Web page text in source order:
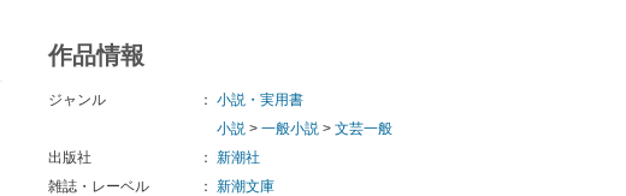
作品情報
ジャンル ： 小説・実用書
小説 > 一般小説 > 文芸一般
出版社
： 新潮社
雑誌・レーベル
： 新潮文庫